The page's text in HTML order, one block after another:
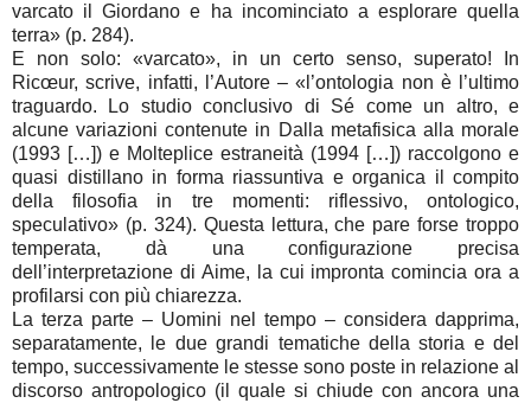
varcato il Giordano e ha incominciato a esplorare quella
terra» (p. 284).
E non solo: «varcato», in un certo senso, superato! In
Ricœur, scrive, infatti, l’Autore – «l’ontologia non è l’ultimo
traguardo. Lo studio conclusivo di Sé come un altro, e
alcune variazioni contenute in Dalla metafisica alla morale
(1993 […]) e Molteplice estraneità (1994 […]) raccolgono e
quasi distillano in forma riassuntiva e organica il compito
della filosofia in tre momenti: riflessivo, ontologico,
speculativo» (p. 324). Questa lettura, che pare forse troppo
temperata, dà una configurazione precisa
dell’interpretazione di Aime, la cui impronta comincia ora a
profilarsi con più chiarezza.
La terza parte – Uomini nel tempo – considera dapprima,
separatamente, le due grandi tematiche della storia e del
tempo, successivamente le stesse sono poste in relazione al
discorso antropologico (il quale si chiude con ancora una